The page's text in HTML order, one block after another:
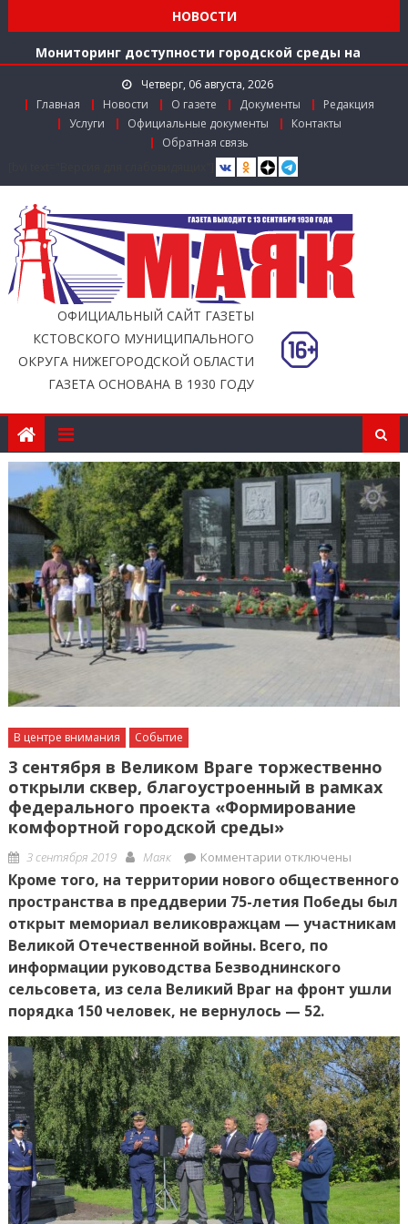
НОВОСТИ
Мониторинг доступности городской среды на
ул. Рождественской: итоги совместной работы
Четверг, 06 августа, 2026
Главная
Новости О газете Документы
Редакция
Услуги
Официальные документы
Контакты
Обратная связь
ОФИЦИАЛЬНЫЙ САЙТ ГАЗЕТЫ
КСТОВСКОГО МУНИЦИПАЛЬНОГО
ОКРУГА НИЖЕГОРОДСКОЙ ОБЛАСТИ
ГАЗЕТА ОСНОВАНА В 1930 ГОДУ
В центре внимания Событие
3 сентября в Великом Враге торжественно
открыли сквер, благоустроенный в рамках
федерального проекта «Формирование
комфортной городской среды»
Posted
on
3 сентября 2019 Author
Маяк Комментариик
записи
3
сентября
Враге
торжественно
открыли
сквер,
благоустроенный
в
рамках
федерального
проекта
«Формирование
комфортной
городской
отключены
Кроме того, на территории нового общественного
пространства в преддверии 75-летия Победы был
открыт мемориал великовражцам — участникам
Великой Отечественной войны. Всего, по
информации руководства Безводнинского
сельсовета, из села Великий Враг на фронт ушли
порядка 150 человек, не вернулось — 52.